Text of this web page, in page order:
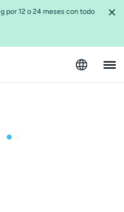
por 12 o 24 meses con todo